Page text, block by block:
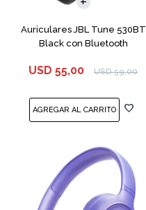
Auriculares JBL Tune 530BT
Black con Bluetooth
USD 55,00 USD 59,00